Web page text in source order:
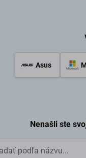
Asus
Nenašli ste